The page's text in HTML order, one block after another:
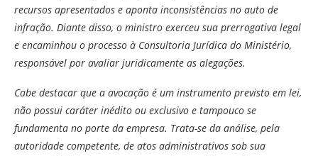
recursos apresentados e aponta inconsistências no auto de
infração. Diante disso, o ministro exerceu sua prerrogativa legal
e encaminhou o processo à Consultoria Jurídica do Ministério,
responsável por avaliar juridicamente as alegações.
Cabe destacar que a avocação é um instrumento previsto em lei,
não possui caráter inédito ou exclusivo e tampouco se
fundamenta no porte da empresa. Trata-se da análise, pela
autoridade competente, de atos administrativos sob sua